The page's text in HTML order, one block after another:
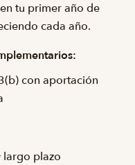
tu primer año de
cada año.
con aportación
largo plazo